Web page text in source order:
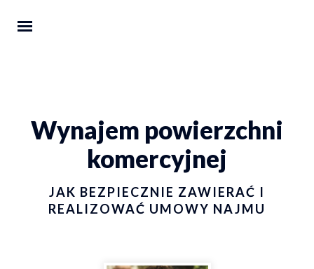
Wynajem powierzchni
komercyjnej
JAK BEZPIECZNIE ZAWIERAĆ I
REALIZOWAĆ UMOWY NAJMU